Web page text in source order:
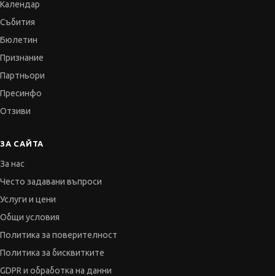
Календар
Събития
Бюлетин
Признание
Партньори
Пресинфо
Отзиви
ЗА САЙТА
За нас
Често задавани въпроси
Услуги и цени
Общи условия
Политика за поверителност
Политика за бисквитките
GDPR и обработка на данни